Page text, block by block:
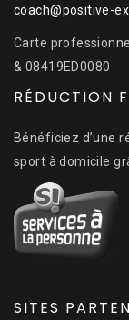
coach@positive-
Carte
& 08419ED0080
RÉDUCTION
Bénéficiez d’une
sport à domicile
SITES